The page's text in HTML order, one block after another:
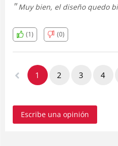
Muy bien, el diseño quedo
(1) (0)
1 2 3 4
Escribe una opinión